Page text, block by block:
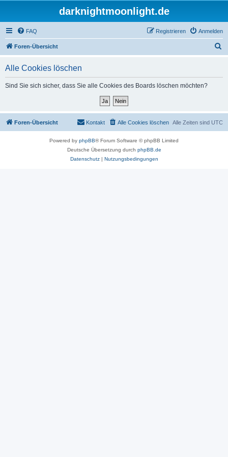
darknightmoonlight.de
FAQ Anmelden
Registrieren
Foren-Übersicht
Alle Cookies löschen
Sind Sie sich sicher, dass Sie alle Cookies des Boards löschen möchten?
Foren-Übersicht Alle Zeiten sind UTC
Alle Cookies löschen
Kontakt
Powered by phpBB® Forum Software © phpBB Limited
Deutsche Übersetzung durch phpBB.de
Datenschutz| Nutzungsbedingungen